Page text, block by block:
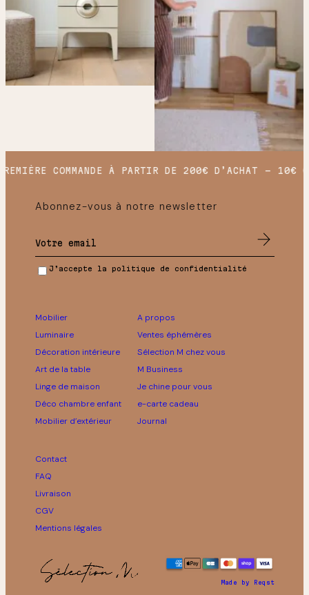
COMMANDE À PARTIR DE 200€ D’ACHAT 10€
Abonnez-vous à notre newsletter
J’accepte la politique de confidentialité
Mobilier
Luminaire
Décoration intérieure
Art de la table
Linge de maison
Déco chambre enfant
Mobilier d’extérieur
A propos
Ventes éphémères
Sélection M chez vous
M Business
Je chine pour vous
e-carte cadeau
Journal
Contact
FAQ
Livraison
CGV
Mentions légales
Made by Reqst